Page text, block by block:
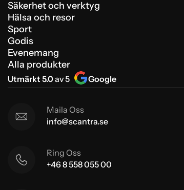
Säkerhet och verktyg
Hälsa och resor
Sport
Godis
Evenemang
Alla produkter
Utmärkt 5.0av 5 Google
Maila Oss
info@scantra.se
Ring Oss
+46 8 558 055 00